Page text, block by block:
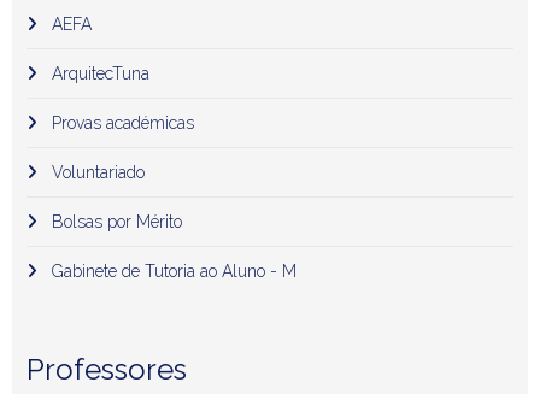
AEFA
ArquitecTuna
Provas académicas
Voluntariado
Bolsas por Mérito
Gabinete de Tutoria ao Aluno - M
Professores